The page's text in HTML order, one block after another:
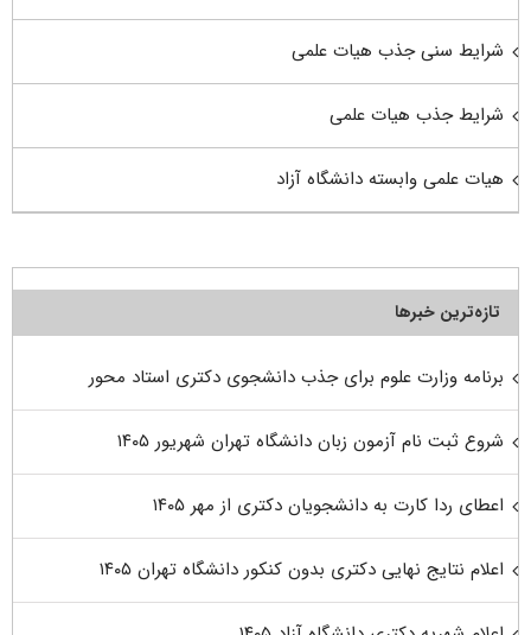
شرایط سنی جذب هیات علمی
شرایط جذب هیات علمی
هیات علمی وابسته دانشگاه آزاد
تازه‌ترین خبرها
برنامه وزارت علوم برای جذب دانشجوی دکتری استاد محور
شروع ثبت نام آزمون زبان دانشگاه تهران شهریور ۱۴۰۵
اعطای ردا کارت به دانشجویان دکتری از مهر ۱۴۰۵
اعلام نتایج نهایی دکتری بدون کنکور دانشگاه تهران ۱۴۰۵